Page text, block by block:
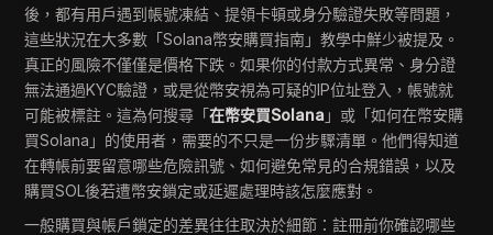
後，都有用戶遇到帳號凍結、提領卡頓或身分驗證失敗等問題，
這些狀況在大多數「Solana幣安購買指南」教學中鮮少被提及。
真正的風險不僅僅是價格下跌。如果你的付款方式異常、身分證
無法通過KYC驗證，或是從幣安視為可疑的IP位址登入，帳號就
可能被標註。這為何搜尋「在幣安買Solana 」或「如何在幣安購
買Solana」的使用者，需要的不只是一份步驟清單。他們得知道
在轉帳前要留意哪些危險訊號、如何避免常見的合規錯誤，以及
購買SOL後若遭幣安鎖定或延遲處理時該怎麼應對。
一般購買與帳戶鎖定的差異往往取決於細節：註冊前你確認哪些